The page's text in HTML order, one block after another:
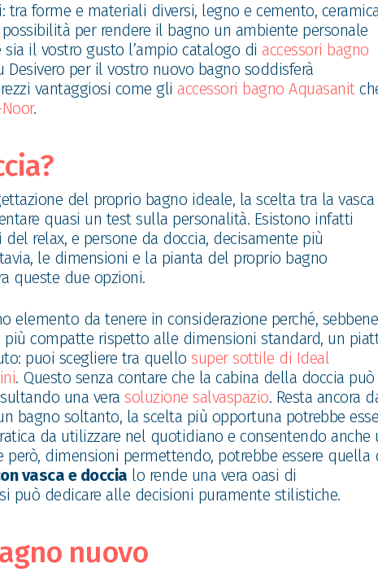
forme e materiali diversi, legno e cemento,
per rendere il bagno un ambiente personale
il vostro gusto l’ampio catalogo di accessori bagno
Desivero per il vostro nuovo bagno soddisferà
vantaggiosi come gli accessori bagno Aquasanit
.
del proprio bagno ideale, la scelta tra la vasca
quasi un test sulla personalità. Esistono infatti
relax, e persone da doccia, decisamente più
le dimensioni e la pianta del proprio bagno
queste due opzioni.
elemento da tenere in considerazione perché, sebbene
compatte rispetto alle dimensioni standard, un
puoi scegliere tra quello super sottile di Ideal
. Questo senza contare che la cabina della doccia può
una vera soluzione salvaspazio. Resta ancora
bagno soltanto, la scelta più opportuna potrebbe
da utilizzare nel quotidiano e consentendo anche
però, dimensioni permettendo, potrebbe essere quella
vasca e doccia lo rende una vera oasi di
può dedicare alle decisioni puramente stilistiche.
nuovo